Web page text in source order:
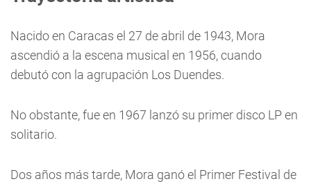
Nacido en Caracas el 27 de abril de 1943, Mora
ascendió a la escena musical en 1956, cuando
debutó con la agrupación Los Duendes.
No obstante, fue en 1967 lanzó su primer disco LP en
solitario.
Dos años más tarde, Mora ganó el Primer Festival de